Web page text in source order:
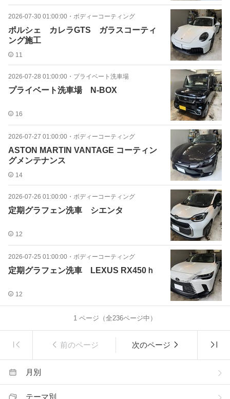
2026-07-30 01:00:00 ・ ボディーコーティング
ポルシェ カレラGTS ガラスコーティ
ング施工
11
2026-07-28 01:00:00 ・ プライベート洗車場
プライベート洗車場 N-BOX
16
2026-07-27 01:00:00 ・ ボディーコーティング
ASTON MARTIN VANTAGE コーティン
グメンテナンス
14
2026-07-26 01:00:00 ・ ボディーコーティング
定期グラフェン洗車 シエンタ
12
2026-07-25 01:00:00 ・ ボディーコーティング
定期グラフェン洗車 LEXUS RX450ｈ
12
1 ページ（全236ページ中）
前のページ 次のページ
月別
テーマ別